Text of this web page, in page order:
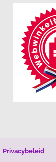
Privacybeleid